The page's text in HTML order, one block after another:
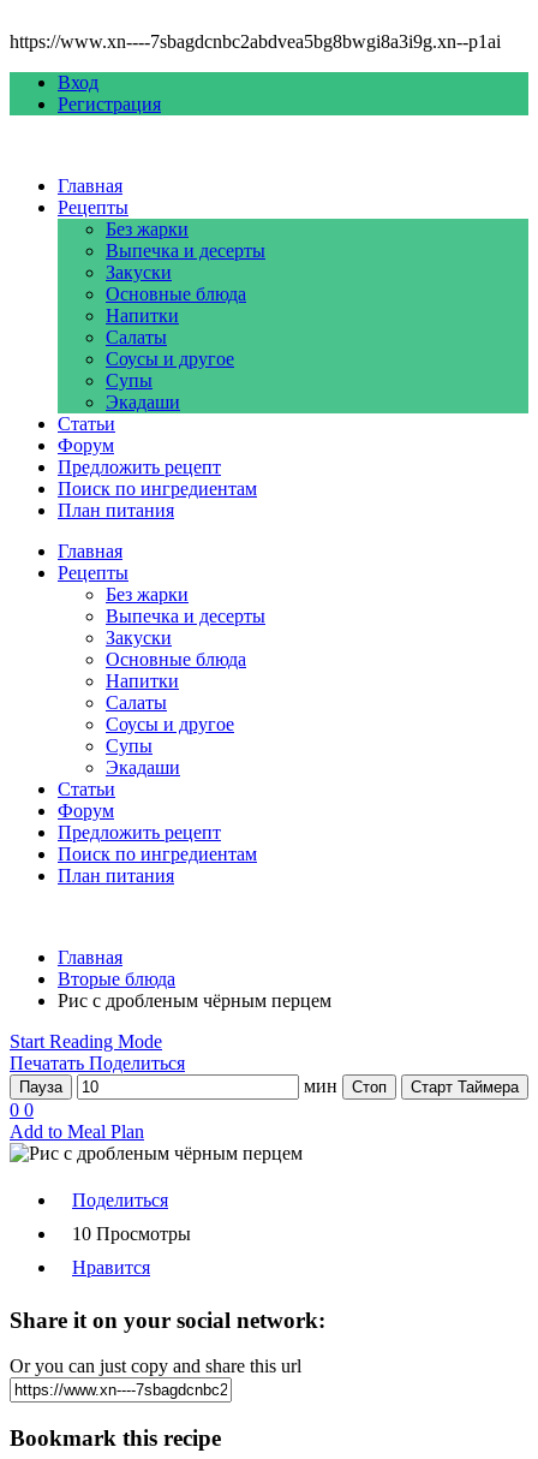
https://www.xn----7sbagdcnbc2abdvea5bg8bwgi8a3i9g.xn--p1ai
Вход
Регистрация
Главная
Рецепты
Без жарки
Выпечка и десерты
Закуски
Основные блюда
Напитки
Салаты
Соусы и другое
Супы
Экадаши
Статьи
Форум
Предложить рецепт
Поиск по ингредиентам
План питания
Главная
Рецепты
Без жарки
Выпечка и десерты
Закуски
Основные блюда
Напитки
Салаты
Соусы и другое
Супы
Экадаши
Статьи
Форум
Предложить рецепт
Поиск по ингредиентам
План питания
Главная
Вторые блюда
Рис с дробленым чёрным перцем
Start Reading Mode
Печатать Поделиться
Пауза мин Стоп Старт Таймера
0 0
Add to Meal Plan
Поделиться
10 Просмотры
Нравится
Share it on your social network:
Or you can just copy and share this url
Bookmark this recipe